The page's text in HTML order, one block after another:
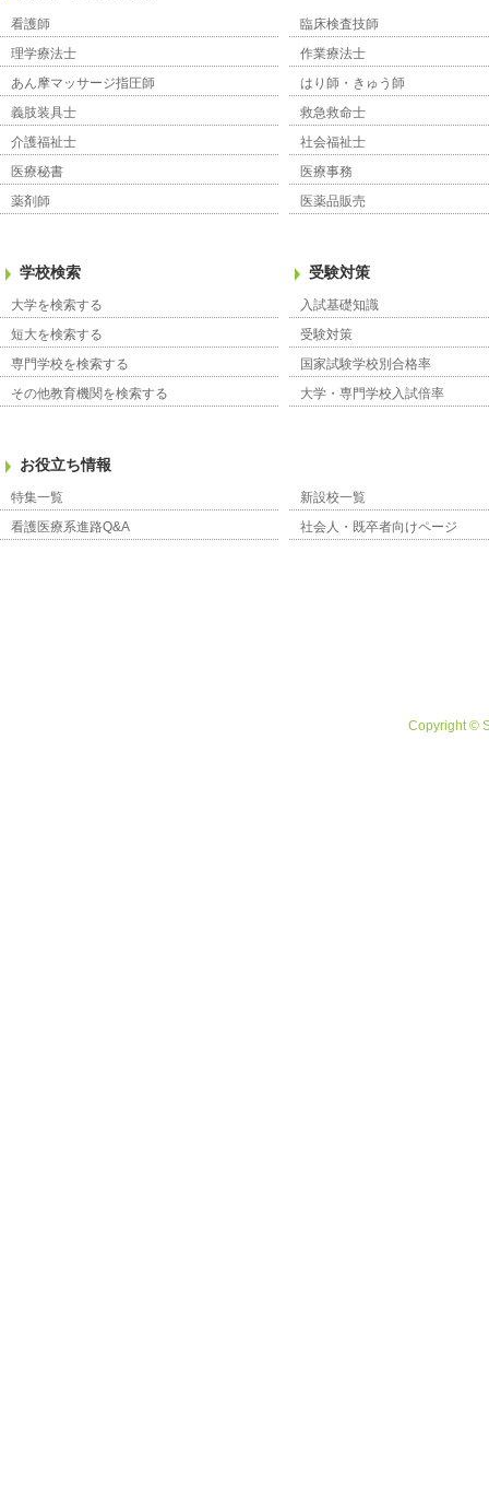
看護師
臨床検査技師
理学療法士
作業療法士
あん摩マッサージ指圧師
はり師・きゅう師
義肢装具士
救急救命士
介護福祉士
社会福祉士
医療秘書
医療事務
薬剤師
医薬品販売
学校検索
大学を検索する
短大を検索する
専門学校を検索する
その他教育機関を検索する
受験対策
入試基礎知識
受験対策
国家試験学校別合格率
大学・専門学校入試倍率
お役立ち情報
特集一覧
新設校一覧
看護医療系進路Q&A
社会人・既卒者向けページ
Copyright ©